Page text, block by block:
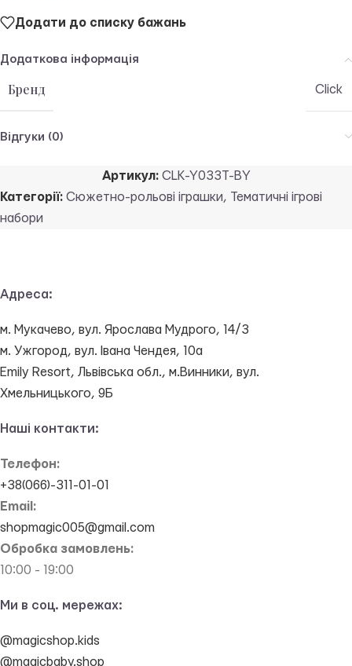
Додати до списку бажань
Додаткова інформація
Бренд Click
Відгуки (0)
Артикул: CLK-Y033T-BY
Категорії: Сюжетно-рольові іграшки, Тематичні ігрові
набори
Адреса:
м. Мукачево, вул. Ярослава Мудрого, 14/3
м. Ужгород, вул. Івана Чендея, 10а
Emily Resort, Львівська обл., м.Винники, вул.
Хмельницького, 9Б
Наші контакти:
Телефон:
+38(066)-311-01-01
Email:
shopmagic005@gmail.com
Обробка замовлень:
10:00 - 19:00
Ми в соц. мережах:
@magicshop.kids
@magicbaby.shop